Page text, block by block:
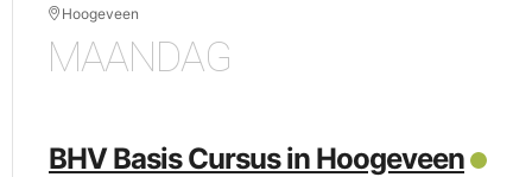
Hoogeveen
MAANDAG
BHV Basis Cursus in Hoogeveen